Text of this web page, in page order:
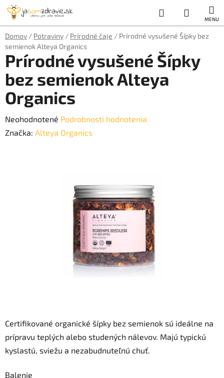
Prejsť
obsah
Hľadať
KOŠÍK
Domov / Potraviny / Prírodné čaje / Prírodné vysušené Šípky bez
semienok Alteya Organics
Certifikované organické šípky bez semienok sú ideálne na
prípravu teplých alebo studených nálevov. Majú typickú
kyslastú, sviežu a nezabudnuteľnú chuť.
Balenie
Prírodné vysušené Šípky
bez semienok Alteya
Organics
Priemerné
hodnotenie
Neohodnotené Podrobnosti hodnotenia
Značka: Alteya Organics